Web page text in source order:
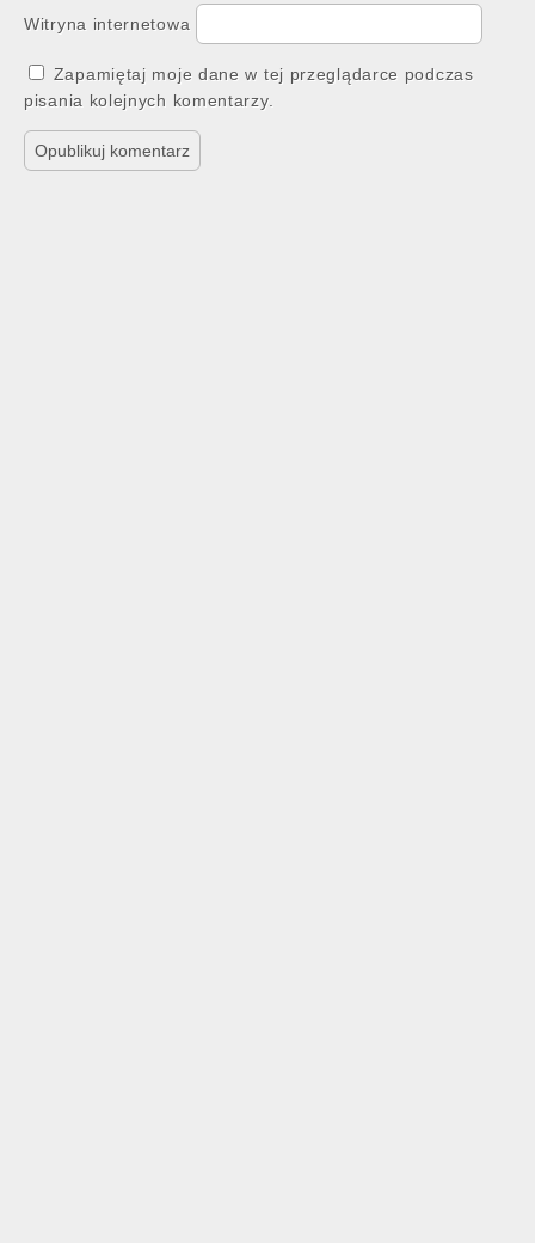
Witryna internetowa
Zapamiętaj moje dane w tej przeglądarce podczas
pisania kolejnych komentarzy.